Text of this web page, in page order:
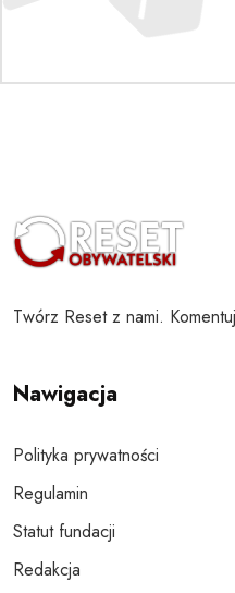
Twórz Reset z nami.
Nawigacja
Polityka prywatności
Regulamin
Statut fundacji
Redakcja